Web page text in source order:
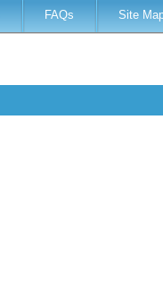
FAQs Site